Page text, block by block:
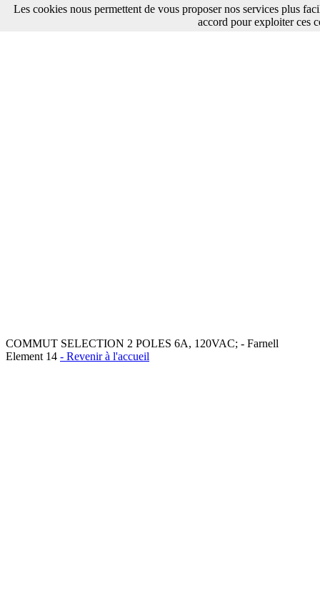
COMMUT SELECTION 2 POLES 6A, 120VAC; - Farnell
Element 14 - Revenir à l'accueil
Les cookies nous permettent de vous proposer nos services plus
accord pour exploiter ces